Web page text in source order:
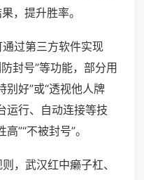
，提升胜率。
过第三方软件实现
封号”等功能，部分用
别好”或“透视他人牌
运行、自动连接等技
”“不被封号”。
，武汉红中癞子杠、